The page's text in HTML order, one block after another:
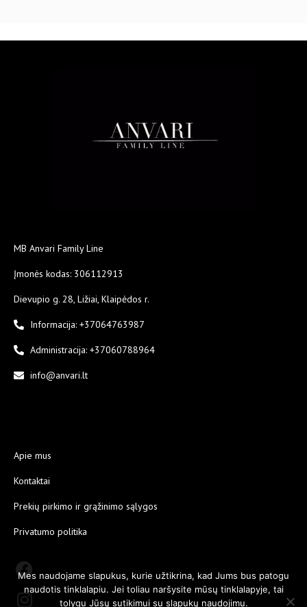
MB Anvari Family Line
Įmonės kodas: 306112913
Dievupio g. 28, Ližiai, Klaipėdos r.
Informacija: +37064763987
Administracija: +37060788964
info@anvari.lt
Apie mus
Kontaktai
Prekių pirkimo ir grąžinimo sąlygos
Privatumo politika
Mes naudojame slapukus, kurie užtikrina, kad Jums bus patogu
naudotis tinklalapiu. Jei toliau naršysite mūsų tinklalapyje, tai
tolygu Jūsų sutikimui su slapukų naudojimu.